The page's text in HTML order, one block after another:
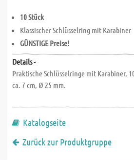
10 Stück
Klassischer Schlüsselring mit Karabiner
GÜNSTIGE Preise!
Details -
Praktische Schlüsselringe mit Karabiner,
ca. 7 cm, Ø 25 mm.
Katalogseite
Zurück zur Produktgruppe